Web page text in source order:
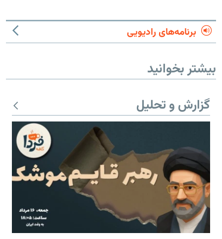
برنامه‌های رادیویی
بیشتر بخوانید
گزارش و تحلیل